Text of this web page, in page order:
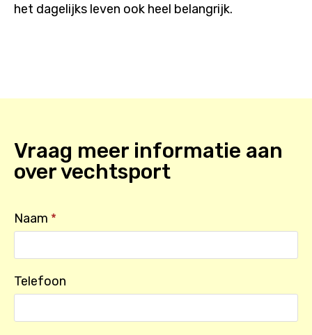
het dagelijks leven ook heel belangrijk.
Vraag meer informatie aan
overvechtsport
Naam *
Telefoon